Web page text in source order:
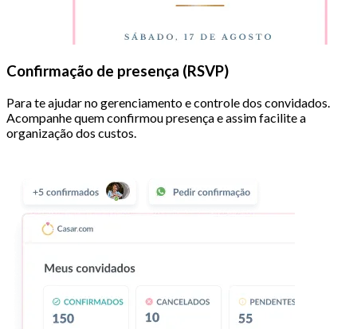
Confirmação de presença (RSVP)
Para te ajudar no gerenciamento e controle dos convidados.
Acompanhe quem confirmou presença e assim facilite a
organização dos custos.